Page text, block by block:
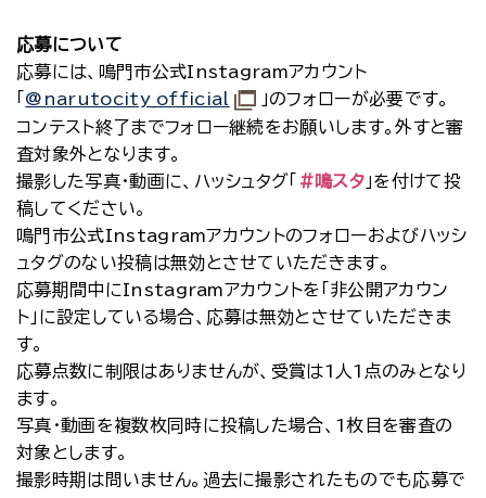
応募について
応募には、鳴門市公式Instagramアカウント
@narutocity_official
」のフォローが必要です。
コンテスト終了までフォロー継続をお願いします。外すと審
査対象外となります。
撮影した写真・動画に、ハッシュタグ「
#鳴スタ 」を付けて投
稿してください。
鳴門市公式Instagramアカウントのフォローおよびハッシ
ュタグのない投稿は無効とさせていただきます。
応募期間中にInstagramアカウントを「非公開アカウン
ト」に設定している場合、応募は無効とさせていただきま
す。
応募点数に制限はありませんが、受賞は1人1点のみとなり
ます。
写真・動画を複数枚同時に投稿した場合、1枚目を審査の
対象とします。
撮影時期は問いません。過去に撮影されたものでも応募で